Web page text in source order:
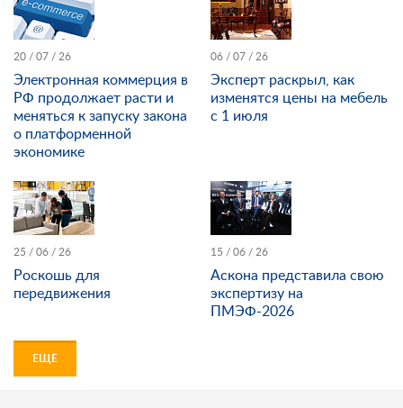
20 / 07 / 26
Электронная коммерция в
РФ продолжает расти и
меняться к запуску закона
о платформенной
экономике
06 / 07 / 26
Эксперт раскрыл, как
изменятся цены на мебель
с 1 июля
25 / 06 / 26
Роскошь для
передвижения
15 / 06 / 26
Аскона представила свою
экспертизу на
ПМЭФ-2026
ЕЩЕ